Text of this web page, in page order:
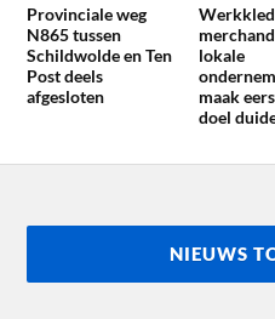
Provinciale weg
N865 tussen
Schildwolde en Ten
Post deels
afgesloten
lokale
maak
doel
NIEUWS